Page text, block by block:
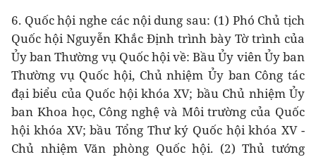
6. Quốc hội nghe các nội dung sau: (1) Phó Chủ tịch
Quốc hội Nguyễn Khắc Định trình bày Tờ trình của
Ủy ban Thường vụ Quốc hội về: Bầu Ủy viên Ủy ban
Thường vụ Quốc hội, Chủ nhiệm Ủy ban Công tác
đại biểu của Quốc hội khóa XV; bầu Chủ nhiệm Ủy
ban Khoa học, Công nghệ và Môi trường của Quốc
hội khóa XV; bầu Tổng Thư ký Quốc hội khóa XV -
Chủ nhiệm Văn phòng Quốc hội. (2) Thủ tướng